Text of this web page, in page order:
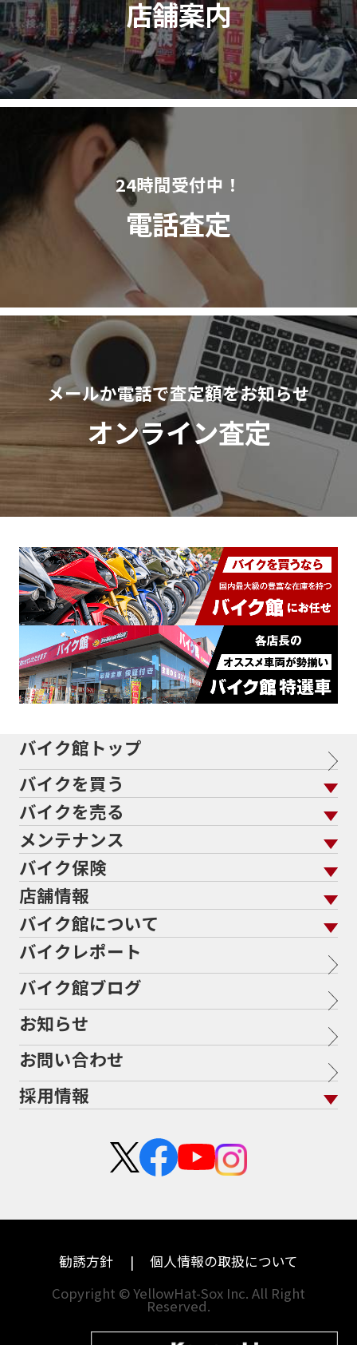
店舗案内
24時間受付中！
電話査定
メールか電話で査定額をお知らせ
オンライン査定
バイク館トップ
バイクを買う
バイクを買う トップ
バイクを探す
メーカーから探す
色から探す
スタイルから探す
排気量から探す
地域から探す
走行距離から探す
中古車から探す
バイクを売る
バイクを売る トップ
バイク館買取の強み
バイクを高く売るコツ
バイク買取の流れ
全国展開の強み
よくあるご質問
バイク買取強化車両
メーカー別買取相場・
ヤマハ
ホンダ
スズキ
ハーレーダビッドソン
ドゥカティ
トライアンフ
アプリリア
KTM
モトグッツイ
MVアグスタ
他海外ﾒｰｶｰ
メンテナンス
メンテナンス トップ
バイク点検
バイク車検
Bikeep
プロテクションフィルム
バイク保険
バイク保険 トップ
自賠責保険
任意保険
バイク保険無料見積り（現在未加入の方）
バイク保険無料見積り（他社でご加入の方）
盗難保険
店舗情報
店舗情報 トップ
北海道
宮城
福島
茨城
栃木
神奈川
兵庫
香川
愛媛
福岡
バイク館について
バイク館について トップ
バイク館が選ばれる理由
会社概要
沿革
二輪公正取引協議会加盟店
バイクレポート
バイク館ブログ
お知らせ
お問い合わせ
採用情報
中途採用・アルバイト
勧誘方針
個人情報の取扱について
Copyright © YellowHat-Sox Inc. All Right
Reserved.